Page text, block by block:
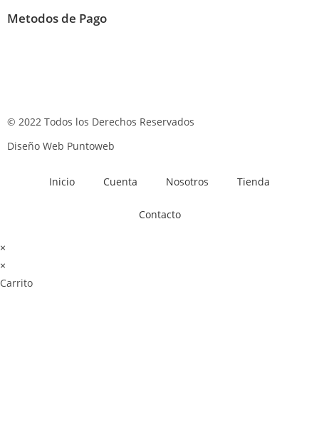
Metodos de Pago
© 2022 Todos los Derechos Reservados
Diseño Web Puntoweb
Inicio Cuenta Nosotros Tienda
Contacto
×
×
Carrito